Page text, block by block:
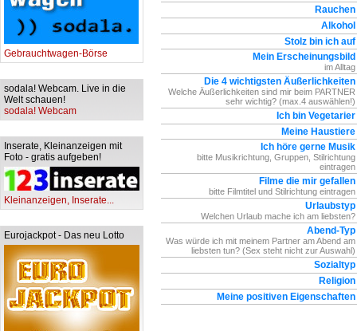
Gebrauchtwagen-Börse
sodala! Webcam. Live in die
Welt schauen!
sodala! Webcam
Inserate, Kleinanzeigen mit
Foto - gratis aufgeben!
Kleinanzeigen, Inserate...
Eurojackpot - Das neu Lotto
Rauchen
Alkohol
Stolz bin ich auf
Mein Erscheinungsbild
im Alltag
Die 4 wichtigsten Äußerlichkeiten
Welche Äußerlichkeiten sind mir beim PARTNER
sehr wichtig? (max.4 auswählen!)
Ich bin Vegetarier
Meine Haustiere
Ich höre gerne Musik
bitte Musikrichtung, Gruppen, Stilrichtung
eintragen
Filme die mir gefallen
bitte Filmtitel und Stilrichtung eintragen
Urlaubstyp
Welchen Urlaub mache ich am liebsten?
Abend-Typ
Was würde ich mit meinem Partner am Abend am
liebsten tun? (Sex steht nicht zur Auswahl)
Sozialtyp
Religion
Meine positiven Eigenschaften